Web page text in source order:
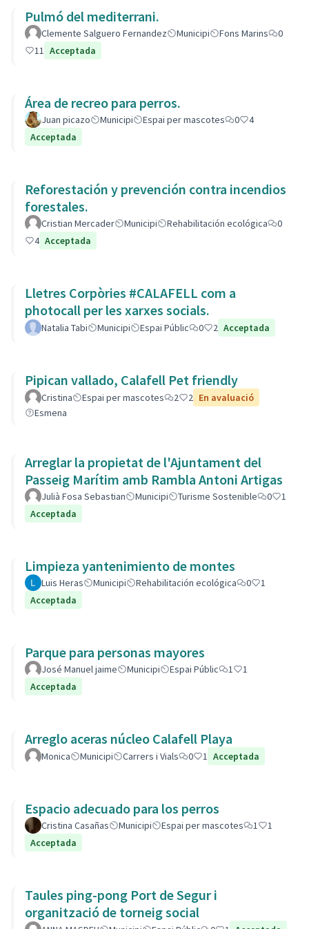
Pulmó del mediterrani.
Clemente Salguero Fernandez Municipi Fons Marins
0
11 Acceptada
Área de recreo para perros.
Juan picazo Municipi Espai per mascotes 0
4
Acceptada
Reforestación y prevención contra incendios
forestales.
Cristian Mercader Municipi Rehabilitación ecológica
0
4 Acceptada
Lletres Corpòries #CALAFELL com a
photocall per les xarxes socials.
Natalia Tabi Municipi Espai Públic 0 2 Acceptada
Pipican vallado, Calafell Pet friendly
Cristina Espai per mascotes 2 2 En avaluació
Esmena
Arreglar la propietat de l'Ajuntament del
Passeig Marítim amb Rambla Antoni Artigas
Julià Fosa Sebastian Municipi Turisme Sostenible 0
1
Acceptada
Limpieza yantenimiento de montes
Luis Heras Municipi Rehabilitación ecológica 0
1
Acceptada
Parque para personas mayores
José Manuel jaime Municipi Espai Públic 1
1
Acceptada
Arreglo aceras núcleo Calafell Playa
Monica Municipi Carrers i Vials 0 1 Acceptada
Espacio adecuado para los perros
Cristina Casañas Municipi Espai per mascotes 1
1
Acceptada
Taules ping-pong Port de Segur i
organització de torneig social